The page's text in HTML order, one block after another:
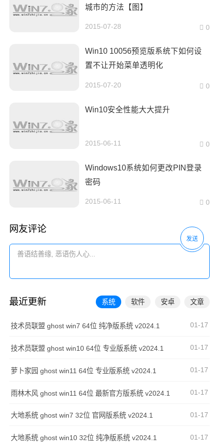
城市的方法【图】
2015-07-28 0
Win10 10056预览版系统下如何设
置不让开始菜单透明化
2015-07-20 0
Win10安全性能大大提升
2015-06-11 0
Windows10系统如何更改PIN登录
密码
2015-06-11 0
网友评论
发送
最近更新 系统 软件 安卓 文章
技术员联盟 ghost win7 64位 纯净版系统 v2024.1 01-17
技术员联盟 ghost win10 64位 专业版系统 v2024.1 01-17
萝卜家园 ghost win11 64位 专业版系统 v2024.1 01-17
雨林木风 ghost win11 64位 最新官方版系统 v2024.1 01-17
大地系统 ghost win7 32位 官网版系统 v2024.1 01-17
大地系统 ghost win10 32位 纯净版系统 v2024.1 01-17